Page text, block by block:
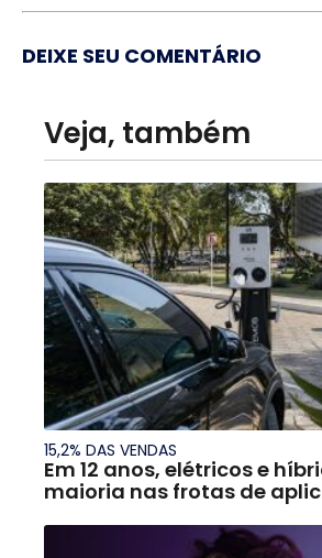
DEIXE SEU COMENTÁRIO
Veja, também
15,2% DAS VENDAS
Em 12 anos, elétricos e
maioria nas frotas de